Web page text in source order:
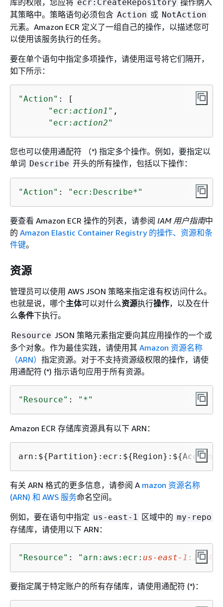
ecr:CreateRepository
其策略中。策略语句必须包含 Action 或 NotAction
元素。Amazon ECR 定义了一组自己的操作，以描述您可
以使用该服务执行的任务。
要在单个语句中指定多项操作，请使用逗号将它们隔开，
如下所示：
"Action" : [
"ecr: action1 " ,
"ecr: action2"
您也可以使用通配符 （*) 指定多个操作。例如，要指定以
单词 Describe 开头的所有操作，包括以下操作：
"Action" : "ecr:Describe*"
要查看 Amazon ECR 操作的列表，请参阅 IAM 用户指南中
的 Amazon Elastic Container Registry 的操作、资源和条
件键。
资源
管理员可以使用 AWS JSON 策略来指定谁有权访问什么。
也就是说，哪个主体可以对什么资源执行操作，以及在什
么条件下执行。
Resource JSON 策略元素指定要向其应用操作的一个或
多个对象。作为最佳实践，请使用其 Amazon 资源名称
（ARN） 指定资源。对于不支持资源级权限的操作，请使
用通配符 (*) 指示语句应用于所有资源。
"Resource" : "*"
Amazon ECR 存储库资源具有以下 ARN：
arn:${Partition}:ecr:${Region}:${
有关 ARN 格式的更多信息，请参阅 A mazon 资源名称
(ARN) 和 AWS 服务命名空间。
例如，要在语句中指定 us-east-1 区域中的 my-repo
存储库，请使用以下 ARN：
"Resource" : "arn:aws:ecr: us-east-1 :
要指定属于特定账户的所有存储库，请使用通配符 (*)：